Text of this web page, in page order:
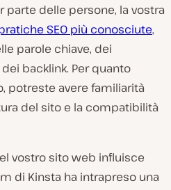
parte delle persone, la vostra
SEO più conosciute,
parole chiave, dei
backlink. Per quanto
potreste avere familiarità
del sito e la compatibilità
vostro sito web influisce
di Kinsta ha intrapreso una